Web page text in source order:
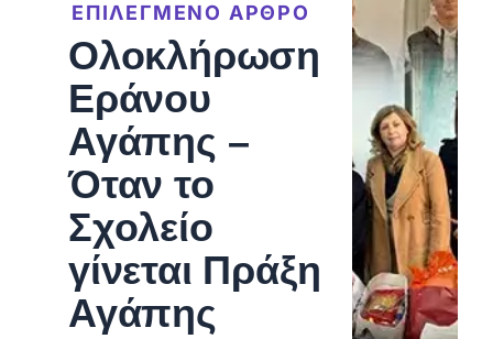
ΕΠΙΛΕΓΜΕΝΟ ΑΡΘΡΟ
Ολοκλήρωση
Εράνου
Αγάπης –
Όταν το
Σχολείο
γίνεται Πράξη
Αγάπης